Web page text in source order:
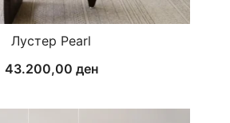
Лустер Pearl
43.200,00 ден